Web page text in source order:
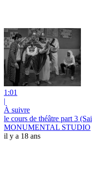
1:01
|
À suivre
le cours de théâtre part 3
MONUMENTAL STUDIO
il y a 18 ans